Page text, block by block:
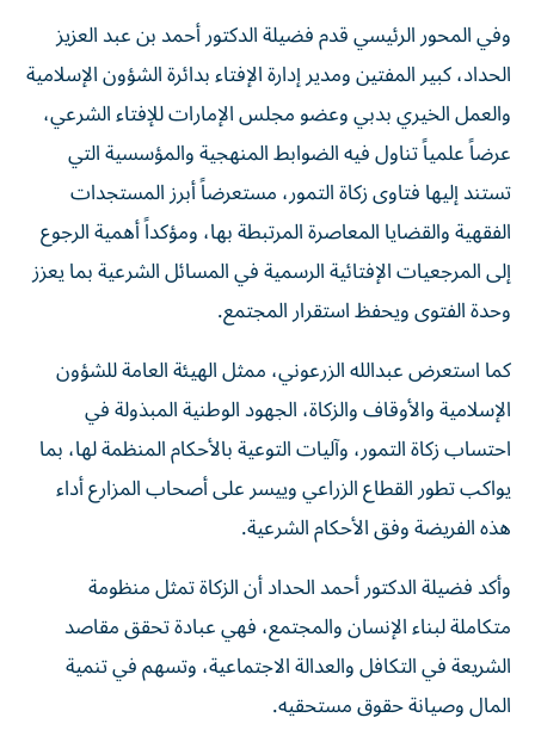
وفي المحور الرئيسي قدم فضيلة الدكتور أحمد بن عبد العزيز
الحداد، كبير المفتين ومدير إدارة الإفتاء بدائرة الشؤون الإسلامية
والعمل الخيري بدبي وعضو مجلس الإمارات للإفتاء الشرعي،
عرضاً علمياً تناول فيه الضوابط المنهجية والمؤسسية التي
تستند إليها فتاوى زكاة التمور، مستعرضاً أبرز المستجدات
الفقهية والقضايا المعاصرة المرتبطة بها، ومؤكداً أهمية الرجوع
إلى المرجعيات الإفتائية الرسمية في المسائل الشرعية بما يعزز
وحدة الفتوى ويحفظ استقرار المجتمع.
كما استعرض عبدالله الزرعوني، ممثل الهيئة العامة للشؤون
الإسلامية والأوقاف والزكاة، الجهود الوطنية المبذولة في
احتساب زكاة التمور، وآليات التوعية بالأحكام المنظمة لها، بما
يواكب تطور القطاع الزراعي وييسر على أصحاب المزارع أداء
هذه الفريضة وفق الأحكام الشرعية.
وأكد فضيلة الدكتور أحمد الحداد أن الزكاة تمثل منظومة
متكاملة لبناء الإنسان والمجتمع، فهي عبادة تحقق مقاصد
الشريعة في التكافل والعدالة الاجتماعية، وتسهم في تنمية
المال وصيانة حقوق مستحقيه.